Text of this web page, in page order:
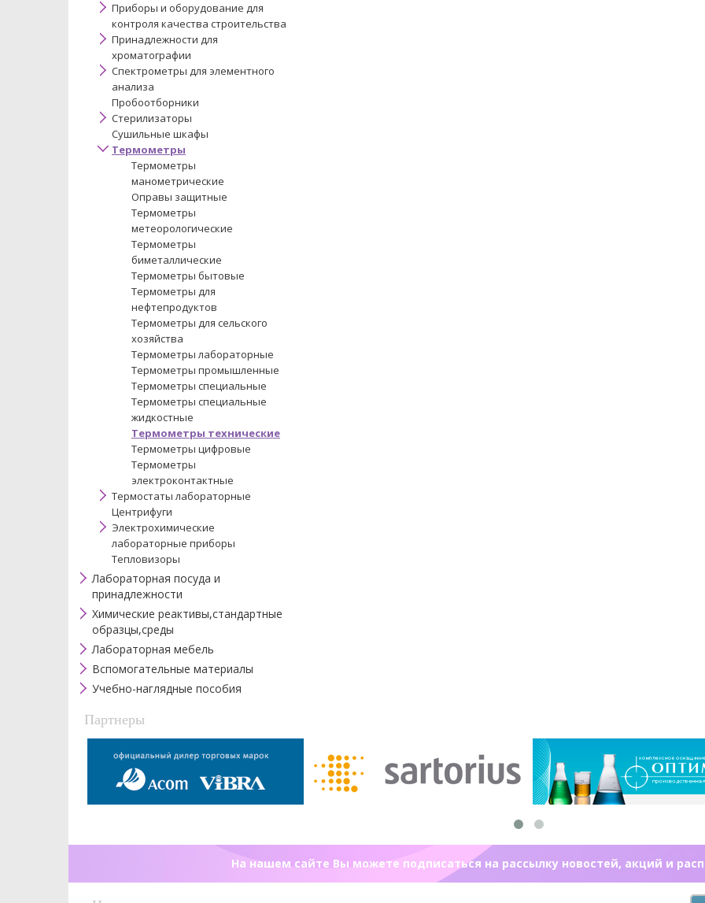
Приборы и оборудование для
контроля качества строительства
Принадлежности для
хроматографии
Спектрометры для элементного
анализа
Пробоотборники
Стерилизаторы
Сушильные шкафы
Термометры
Термометры
манометрические
Оправы защитные
Термометры
метеорологические
Термометры
биметаллические
Термометры бытовые
Термометры для
нефтепродуктов
Термометры для сельского
хозяйства
Термометры лабораторные
Термометры промышленные
Термометры специальные
Термометры специальные
жидкостные
Термометры технические
Термометры цифровые
Термометры
электроконтактные
Термостаты лабораторные
Центрифуги
Электрохимические
лабораторные приборы
Тепловизоры
Лабораторная посуда и
принадлежности
Химические реактивы,стандартные
образцы,среды
Лабораторная мебель
Вспомогательные материалы
Учебно-наглядные пособия
Партнеры
На нашем сайте Вы можете подписаться на рассылку новостей, акций и